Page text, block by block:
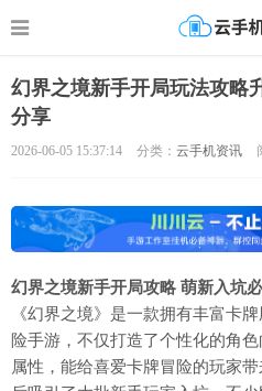
幻界之境新手开局玩法攻略
分享
2026-06-05 15:37:14 分类： 云手机资讯
幻界之境新手开局攻略 萌新入坑
《幻界之境》是一款拥有丰富卡
险手游，不仅打造了个性化的角
属性，能给喜爱卡牌冒险的玩家